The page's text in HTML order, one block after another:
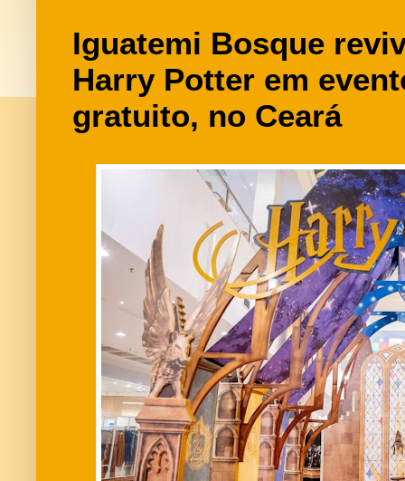
Iguatemi Bosque
Harry Potter em
gratuito, no Ceará